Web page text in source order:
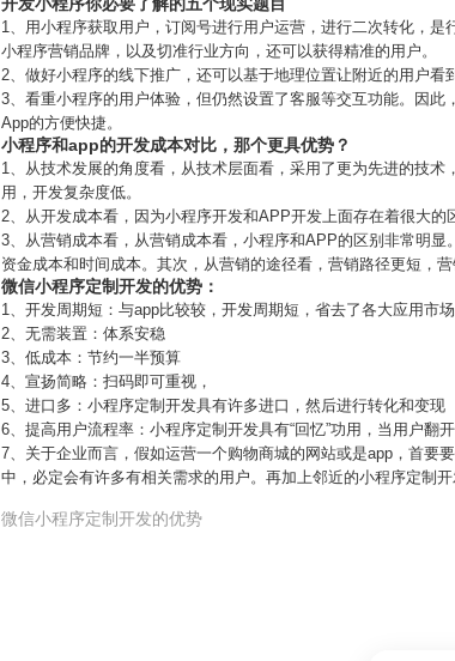
1、用小程序获取用户，订阅号进行用户运营，进行二次转化，
小程序营销品牌，以及切准行业方向，还可以获得精准的用户。
2、做好小程序的线下推广，还可以基于地理位置让附近的用户看
3、看重小程序的用户体验，但仍然设置了客服等交互功能。因
App的方便快捷。
小程序和app的开发成本对比，那个更具优势？
1、从技术发展的角度看，从技术层面看，采用了更为先进的技
用，开发复杂度低。
2、从开发成本看，因为小程序开发和APP开发上面存在着很大
3、从营销成本看，从营销成本看，小程序和APP的区别非常明
资金成本和时间成本。其次，从营销的途径看，营销路径更短，营
微信小程序定制开发的优势：
1、开发周期短：与app比较较，开发周期短，省去了各大应用市
2、无需装置：体系安稳
3、低成本：节约一半预算
4、宣扬简略：扫码即可重视，
5、进口多：小程序定制开发具有许多进口，然后进行转化和变现
6、提高用户流程率：小程序定制开发具有“回忆”功用，当用户翻
7、关于企业而言，假如运营一个购物商城的网站或是app，首要
中，必定会有许多有相关需求的用户。再加上邻近的小程序定制
微信小程序定制开发的优势